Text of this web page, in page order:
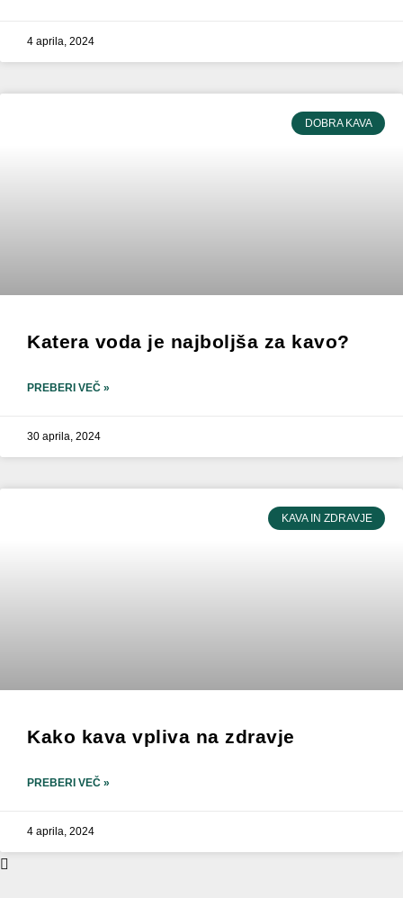
4 aprila, 2024
DOBRA KAVA
Katera voda je najboljša za kavo?
PREBERI VEČ »
30 aprila, 2024
KAVA IN ZDRAVJE
Kako kava vpliva na zdravje
PREBERI VEČ »
4 aprila, 2024